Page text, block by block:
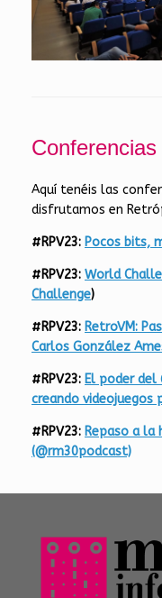
Aquí tenéis las
disfrutamos en
#RPV23: Pocos bits,
#RPV23: World
Challenge)
#RPV23: RetroVM:
Carlos González
#RPV23: El poder del
creando videojuegos
#RPV23: Repaso a la
(@rm30podcast)